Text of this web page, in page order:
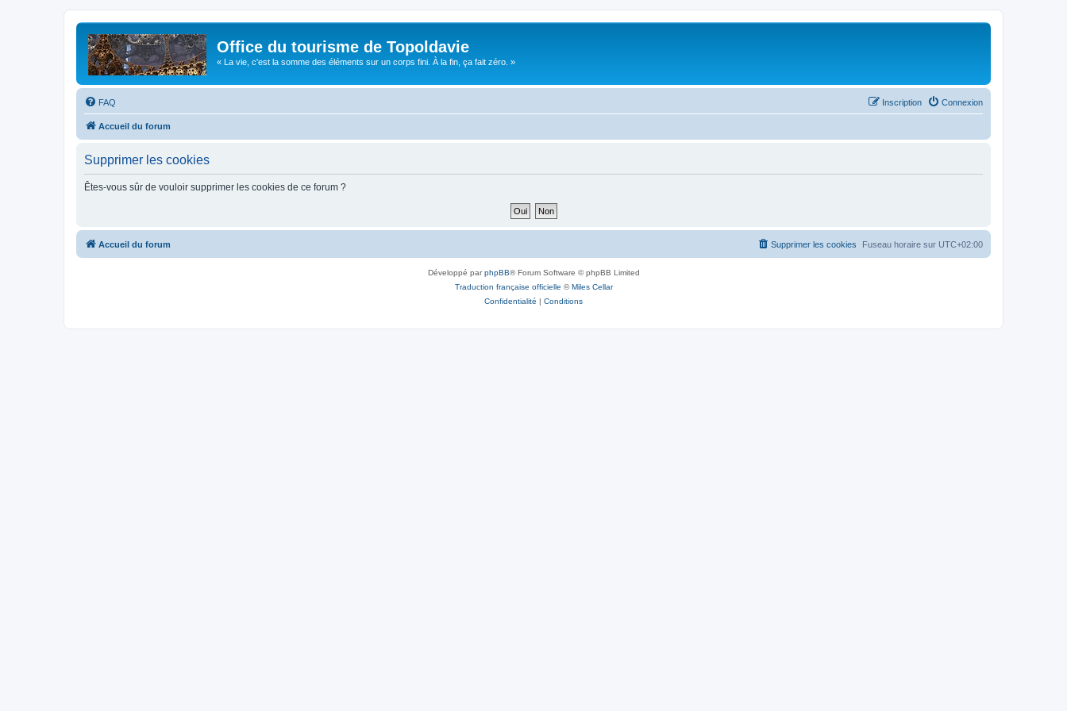
Office du tourisme de Topoldavie
« La vie, c'est la somme des éléments sur un corps fini. À la fin, ça fait zéro. »
FAQ Connexion
Inscription
Accueil du forum
Supprimer les cookies
Êtes-vous sûr de vouloir supprimer les cookies de ce forum ?
Accueil du forum Fuseau horaire sur UTC+02:00
Supprimer les cookies
Développé parphpBB® Forum Software © phpBB Limited
Traduction française officielle ©Miles Cellar
Confidentialité | Conditions